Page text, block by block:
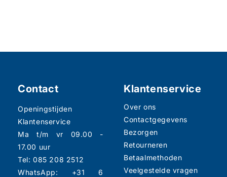
Contact
Openingstijden
Klantenservice
Ma t/m vr 09.00 -
17.00 uur
Tel: 085 208 2512
WhatsApp: +31 6
Klantenservice
Over ons
Contactgegevens
Bezorgen
Retourneren
Betaalmethoden
Veelgestelde vragen